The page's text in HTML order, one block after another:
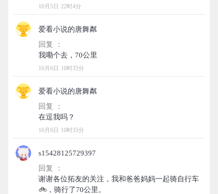
10月5日 22时4分
爱看小说的唐舞粼
回复 ：
10月6日 10时35分
爱看小说的唐舞粼
回复 ：
10月6日 10时35分
s15428125729397
回复 ：
谢谢各位拓友的关注，我和爸爸妈妈一起骑自行车
🚲，骑行了70公里。